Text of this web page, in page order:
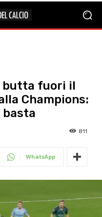
butta fuori il
Champions:
basta
811
WhatsApp